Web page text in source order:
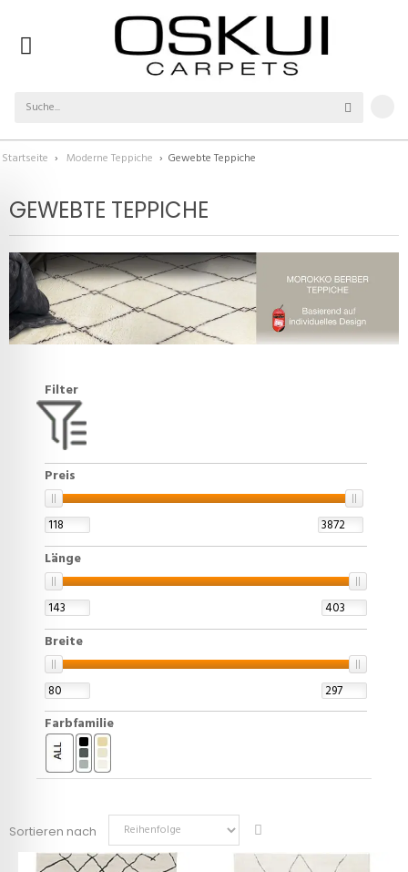
Startseite › Moderne Teppiche › Gewebte Teppiche
GEWEBTE TEPPICHE
Filter
Preis
Länge
Breite
Farbfamilie
Sortieren nach